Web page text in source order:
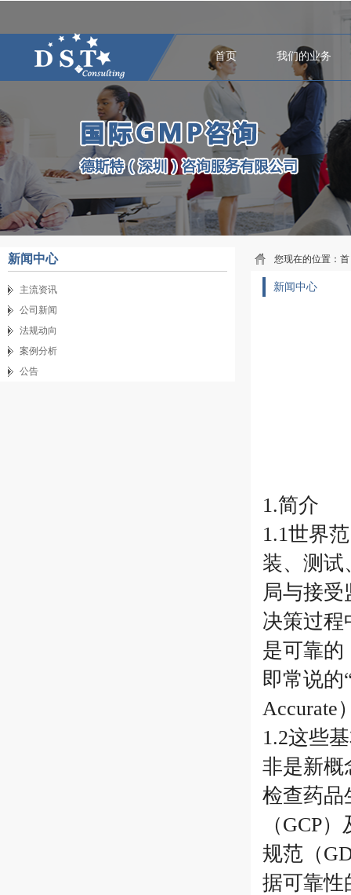
首页 我们的业务
新闻中心
主流资讯
公司新闻
法规动向
案例分析
公告
您现在的位置： 首
新闻中心
1.简介
1.1世界
装、测试
局与接
决策过程
是可靠的
即常说的
Accurate
1.2这些
非是新概
检查药品
（GCP
规范（
据可靠性